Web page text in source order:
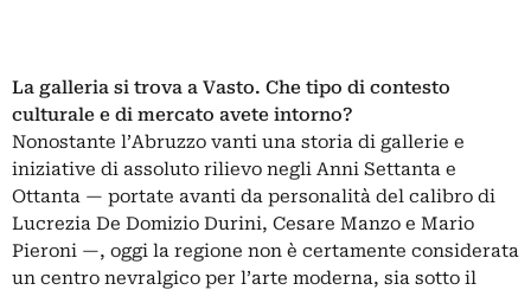
La galleria si trova a Vasto. Che tipo di contesto
culturale e di mercato avete intorno?
Nonostante l’Abruzzo vanti una storia di gallerie e
iniziative di assoluto rilievo negli Anni Settanta e
Ottanta — portate avanti da personalità del calibro di
Lucrezia De Domizio Durini, Cesare Manzo e Mario
Pieroni —, oggi la regione non è certamente considerata
un centro nevralgico per l’arte moderna, sia sotto il